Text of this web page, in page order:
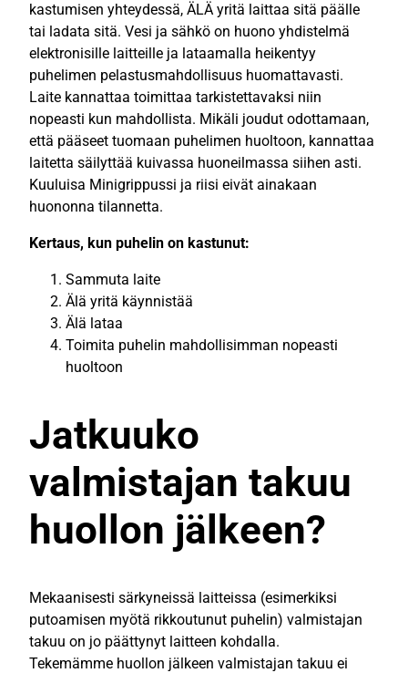
kastumisen yhteydessä, ÄLÄ yritä laittaa sitä päälle
tai ladata sitä. Vesi ja sähkö on huono yhdistelmä
elektronisille laitteille ja lataamalla heikentyy
puhelimen pelastusmahdollisuus huomattavasti.
Laite kannattaa toimittaa tarkistettavaksi niin
nopeasti kun mahdollista. Mikäli joudut odottamaan,
että pääseet tuomaan puhelimen huoltoon, kannattaa
laitetta säilyttää kuivassa huoneilmassa siihen asti.
Kuuluisa Minigrippussi ja riisi eivät ainakaan
huononna tilannetta.
Kertaus, kun puhelin on kastunut:
Sammuta laite
Älä yritä käynnistää
Älä lataa
Toimita puhelin mahdollisimman nopeasti
huoltoon
Jatkuuko
valmistajan takuu
huollon jälkeen?
Mekaanisesti särkyneissä laitteissa (esimerkiksi
putoamisen myötä rikkoutunut puhelin) valmistajan
takuu on jo päättynyt laitteen kohdalla.
Tekemämme huollon jälkeen valmistajan takuu ei